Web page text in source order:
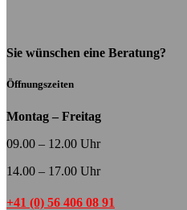
Sie wünschen eine Beratung?
Öffnungszeiten
Montag – Freitag
09.00 – 12.00 Uhr
14.00 – 17.00 Uhr
+41 (0) 56 406 08 91